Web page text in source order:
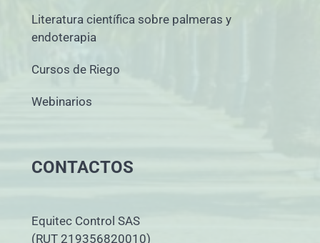
Literatura científica sobre palmeras y
endoterapia
Cursos de Riego
Webinarios
CONTACTOS
Equitec Control SAS
(RUT 219356820010)